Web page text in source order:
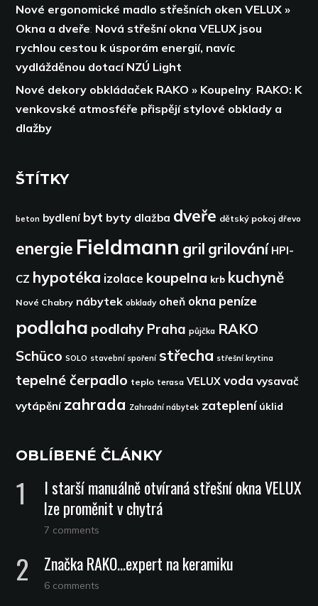
Nové ergonomické madlo střešních oken VELUX »
Okna a dveře: Nová střešní okna VELUX jsou
rychlou cestou k úsporám energií, navíc
vydlážděnou dotací NZÚ Light
Nové dekory obkládaček RAKO » Koupelny: RAKO: K
venkovské atmosféře přispějí stylové obklady a
dlažby
ŠTÍTKY
beton bydlení byt byty dlažba dveře dětský pokoj dřevo
energie Fieldmann gril grilování HPI-
CZ hypotéka izolace koupelna krb kuchyně
Nové Chabry nábytek obklady oheň okna peníze
podlaha podlahy Praha půjčka RAKO
Schüco SOLO stavební spoření střecha střešní krytina
tepelné čerpadlo teplo terasa VELUX voda vysavač
vytápění zahrada Zahradní nábytek zateplení úklid
OBLÍBENÉ ČLÁNKY
I starší manuálně otvíraná střešní okna VELUX
lze proměnit v chytrá
7 comments
Značka RAKO…expert na keramiku
6 comments